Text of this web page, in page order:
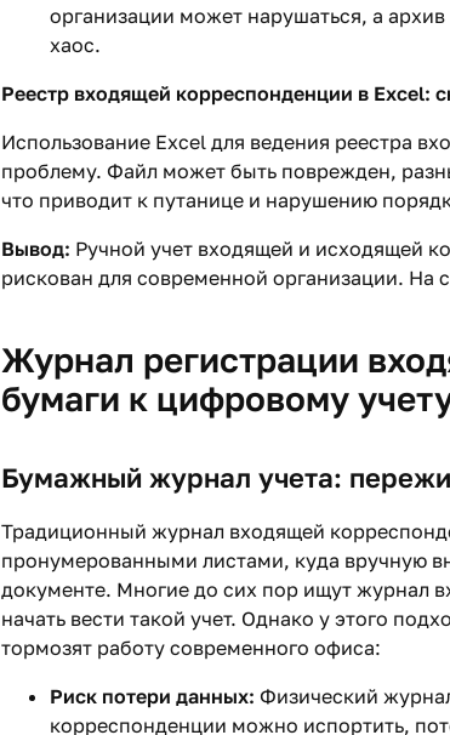
организации может нарушаться, а
хаос.
Реестр входящей корреспонденции в Excel:
Использование Excel для ведения реестра
проблему. Файл может быть поврежден,
что приводит к путанице и нарушению
Вывод: Ручной учет входящей и исходящей
рискован для современной организации. На
Журнал регистрации
бумаги к цифровому
Бумажный журнал учета:
Традиционный журнал входящей
пронумерованными листами, куда вручную
документе. Многие до сих пор ищут журнал
начать вести такой учет. Однако у этого
тормозят работу современного офиса:
Риск потери данных: Физический
корреспонденции можно испортить,